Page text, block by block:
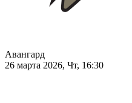
Авангард
26 марта 2026, Чт, 16:30